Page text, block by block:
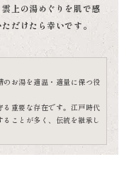
雲上の湯めぐりを肌で感
ただけたら幸いです。
お湯を適温・適量に保つ役
重要な存在です。江戸時代
ことが多く、伝統を継承し